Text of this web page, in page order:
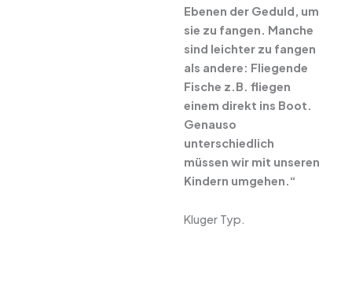
Ebenen der Geduld, um
sie zu fangen. Manche
sind leichter zu fangen
als andere: Fliegende
Fische z.B. fliegen
einem direkt ins Boot.
Genauso
unterschiedlich
müssen wir mit unseren
Kindern umgehen.“
Kluger Typ.